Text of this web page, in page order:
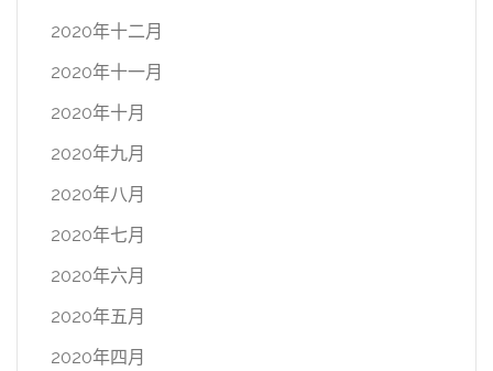
2020年十二月
2020年十一月
2020年十月
2020年九月
2020年八月
2020年七月
2020年六月
2020年五月
2020年四月